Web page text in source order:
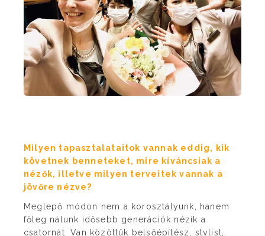
Milyen tapasztalataitok vannak eddig, kik
követnek benneteket, mire kíváncsiak a
nézők, illetve milyen terveitek vannak a
jövőre nézve?
Meglepő módon nem a korosztályunk, hanem
főleg nálunk idősebb generációk nézik a
csatornát. Van közöttük belsőépítész, stylist,